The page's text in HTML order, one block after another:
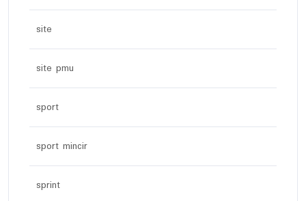
site
site pmu
sport
sport mincir
sprint